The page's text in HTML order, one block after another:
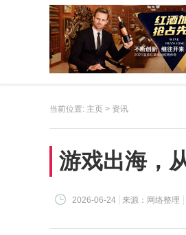
当前位置: 主页 > 资讯
游戏出海，
2026-06-24 来源：网络整理